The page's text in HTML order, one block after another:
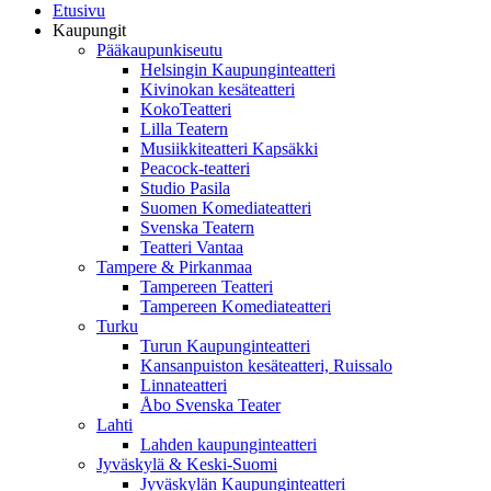
Etusivu
Kaupungit
Pääkaupunkiseutu
Helsingin Kaupunginteatteri
Kivinokan kesäteatteri
KokoTeatteri
Lilla Teatern
Musiikkiteatteri Kapsäkki
Peacock-teatteri
Studio Pasila
Suomen Komediateatteri
Svenska Teatern
Teatteri Vantaa
Tampere & Pirkanmaa
Tampereen Teatteri
Tampereen Komediateatteri
Turku
Turun Kaupunginteatteri
Kansanpuiston kesäteatteri, Ruissalo
Linnateatteri
Åbo Svenska Teater
Lahti
Lahden kaupunginteatteri
Jyväskylä & Keski-Suomi
Jyväskylän Kaupunginteatteri